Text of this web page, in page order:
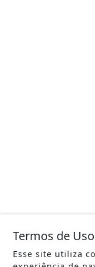
Termos de
Esse site utiliza